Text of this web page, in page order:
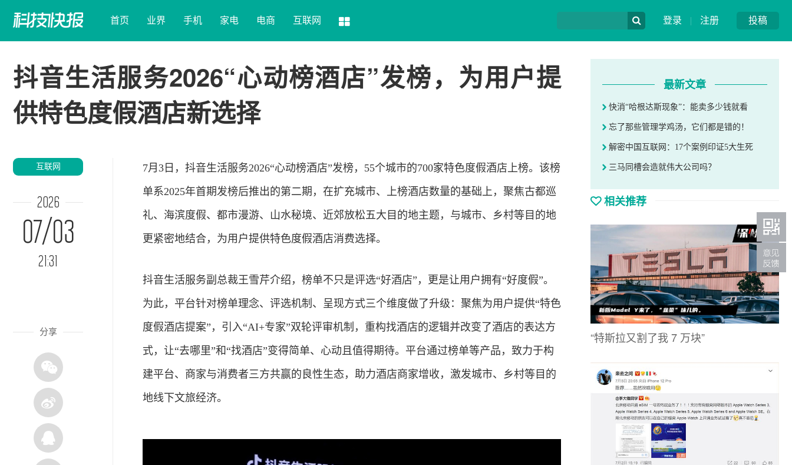
投稿
登录 | 注册
首页 业界 手机 家电 电商 互联网
抖音生活服务2026“心动榜酒店”发榜，为用户提
供特色度假酒店新选择
互联网
2026
07/03
21:31
分享
7月3日，抖音生活服务2026“心动榜酒店”发榜，55个城市的700家特色度假酒店上榜。该榜
单系2025年首期发榜后推出的第二期，在扩充城市、上榜酒店数量的基础上，聚焦古都巡
礼、海滨度假、都市漫游、山水秘境、近郊放松五大目的地主题，与城市、乡村等目的地
更紧密地结合，为用户提供特色度假酒店消费选择。
抖音生活服务副总裁王雪芹介绍，榜单不只是评选“好酒店”，更是让用户拥有“好度假”。
为此，平台针对榜单理念、评选机制、呈现方式三个维度做了升级：聚焦为用户提供“特色
度假酒店提案”，引入“AI+专家”双轮评审机制，重构找酒店的逻辑并改变了酒店的表达方
式，让“去哪里”和“找酒店”变得简单、心动且值得期待。平台通过榜单等产品，致力于构
建平台、商家与消费者三方共赢的良性生态，助力酒店商家增收，激发城市、乡村等目的
地线下文旅经济。
最新文章
快消“哈根达斯现象”：能卖多少钱就看
忘了那些管理学鸡汤，它们都是错的！
解密中国互联网：17个案例印证5大生死
三马同槽会造就伟大公司吗？
相关推荐
“特斯拉又割了我 7 万块”